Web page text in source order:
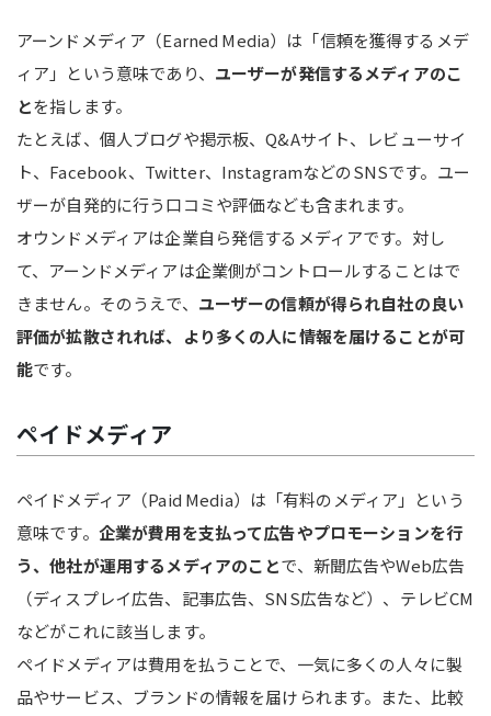
アーンドメディア（Earned Media）は「信頼を獲得するメデ
ィア」という意味であり、 ユーザーが発信するメディアのこ
とを指します。
たとえば、個人ブログや掲示板、Q&Aサイト、レビューサイ
ト、Facebook、Twitter、InstagramなどのSNSです。ユー
ザーが自発的に行う口コミや評価なども含まれます。
オウンドメディアは企業自ら発信するメディアです。対し
て、アーンドメディアは企業側がコントロールすることはで
きません。そのうえで、 ユーザーの信頼が得られ自社の良い
評価が拡散されれば、より多くの人に情報を届けることが可
能です。
ペイドメディア
ペイドメディア（Paid Media）は「有料のメディア」という
意味です。 企業が費用を支払って広告やプロモーションを行
う、他社が運用するメディアのことで、新聞広告やWeb広告
（ディスプレイ広告、記事広告、SNS広告など）、テレビCM
などがこれに該当します。
ペイドメディアは費用を払うことで、一気に多くの人々に製
品やサービス、ブランドの情報を届けられます。また、比較